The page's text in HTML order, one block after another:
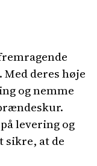
deres høje
og nemme
levering og
at de